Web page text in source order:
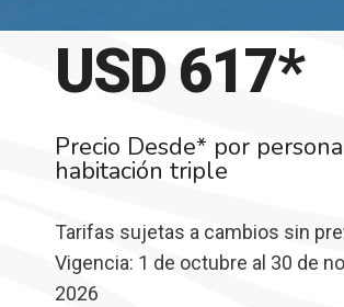
USD 617*
Precio Desde* por
habitación triple
Tarifas sujetas a cambios sin
Vigencia: 1 de octubre al 30 de
2026